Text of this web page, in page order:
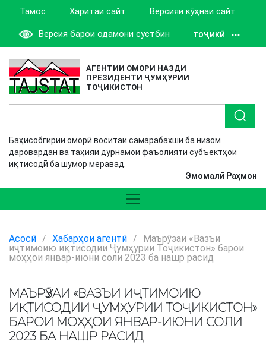
Тамос Харитаи сайт Версияи кӯҳнаи сайт
Версия барои одамони сустбин ТОҶИКӢ
АГЕНТИИ ОМОРИ НАЗДИ
ПРЕЗИДЕНТИ ҶУМҲУРИИ
ТОҶИКИСТОН
Баҳисобгирии оморӣ воситаи самарабахши ба низом
даровардан ва таҳияи дурнамои фаъолияти субъектҳои
иқтисодӣ ба шумор меравад.
Эмомалӣ Раҳмон
Асосӣ / Хабарҳои агентӣ /
Маърӯзаи «Вазъи
иҷтимоию иқтисодии Ҷумҳурии Тоҷикистон» барои
моҳҳои январ-июни соли 2023 ба нашр расид
МАЪРӮЗАИ «ВАЗЪИ ИҶТИМОИЮ
ИҚТИСОДИИ ҶУМҲУРИИ ТОҶИКИСТОН»
БАРОИ МОҲҲОИ ЯНВАР-ИЮНИ СОЛИ
2023 БА НАШР РАСИД